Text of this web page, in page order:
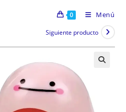
0 Menú
Siguiente producto